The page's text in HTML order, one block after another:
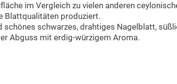
im Vergleich zu vielen anderen
Blattqualitäten produziert.
schönes schwarzes, drahtiges Nagelblatt,
Abguss mit erdig-würzigem Aroma.